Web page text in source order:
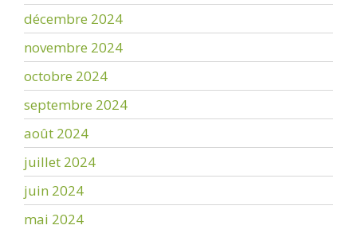
décembre 2024
novembre 2024
octobre 2024
septembre 2024
août 2024
juillet 2024
juin 2024
mai 2024